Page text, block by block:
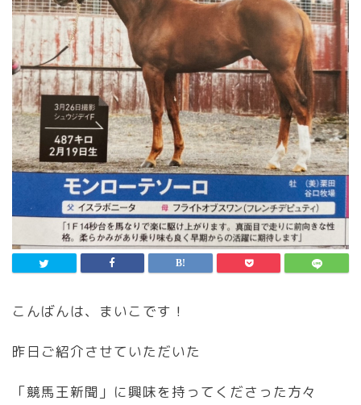
こんばんは、まいこです！
昨日ご紹介させていただいた
「競馬王新聞」に興味を持ってくださった方々